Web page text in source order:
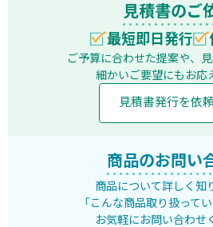
見積書のご
最短即日発行
ご予算に合わせた提案や、
細かいご要望にもお応
見積書発行を依
商品のお問い
商品について詳しく知
「こんな商品取り扱ってい
お気軽にお問い合わせ